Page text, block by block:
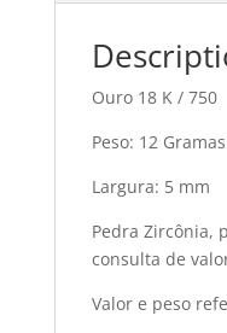
Ouro 18 K / 750
Peso: 12 Gramas
Largura: 5 mm
Pedra Zircônia,
consulta de
Valor e peso